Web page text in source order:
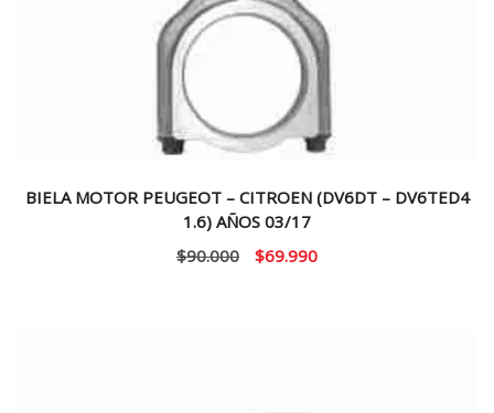
BIELA MOTOR PEUGEOT – CITROEN (DV6DT – DV6TED4
1.6) AÑOS 03/17
$90.000
El
$69.990El